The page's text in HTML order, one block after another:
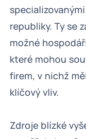
republiky. Ty se
možné
které mohou
firem, v nichž
klíčový vliv.
Zdroje blízké